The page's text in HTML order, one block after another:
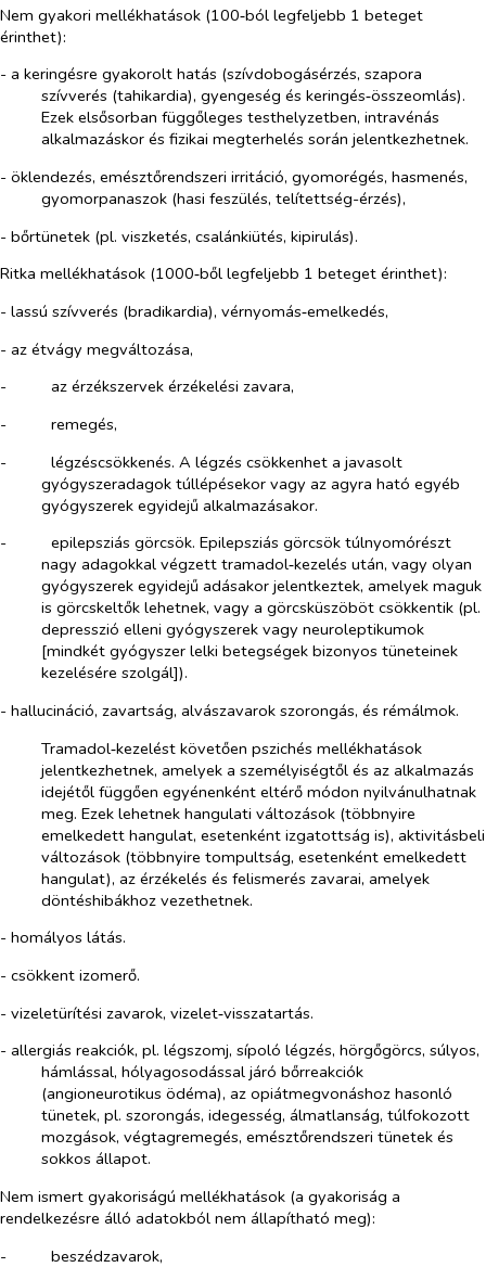
Nem gyakori mellékhatások (100‑ból legfeljebb 1 beteget
érinthet):
- a keringésre gyakorolt hatás (szívdobogásérzés, szapora
szívverés (tahikardia), gyengeség és keringés‑összeomlás).
Ezek elsősorban függőleges testhelyzetben, intravénás
alkalmazáskor és fizikai megterhelés során jelentkezhetnek.
- öklendezés, emésztőrendszeri irritáció, gyomorégés, hasmenés,
gyomorpanaszok (hasi feszülés, telítettség-érzés),
- bőrtünetek (pl. viszketés, csalánkiütés, kipirulás).
Ritka mellékhatások (1000‑ből legfeljebb 1 beteget érinthet):
- lassú szívverés (bradikardia), vérnyomás‑emelkedés,
- az étvágy megváltozása,
-​
az érzékszervek érzékelési zavara,
-​
remegés,
-​
légzéscsökkenés. A légzés csökkenhet a javasolt
gyógyszeradagok túllépésekor vagy az agyra ható egyéb
gyógyszerek egyidejű alkalmazásakor.
-​
epilepsziás görcsök. Epilepsziás görcsök túlnyomórészt
nagy adagokkal végzett tramadol‑kezelés után, vagy olyan
gyógyszerek egyidejű adásakor jelentkeztek, amelyek maguk
is görcskeltők lehetnek, vagy a görcsküszöböt csökkentik (pl.
depresszió elleni gyógyszerek vagy neuroleptikumok
[mindkét gyógyszer lelki betegségek bizonyos tüneteinek
kezelésére szolgál]).
- hallucináció, zavartság, alvászavarok szorongás, és rémálmok.
Tramadol‑kezelést követően pszichés mellékhatások
jelentkezhetnek, amelyek a személyiségtől és az alkalmazás
idejétől függően egyénenként eltérő módon nyilvánulhatnak
meg. Ezek lehetnek hangulati változások (többnyire
emelkedett hangulat, esetenként izgatottság is), aktivitásbeli
változások (többnyire tompultság, esetenként emelkedett
hangulat), az érzékelés és felismerés zavarai, amelyek
döntéshibákhoz vezethetnek.
- homályos látás.
- csökkent izomerő.
- vizeletürítési zavarok, vizelet‑visszatartás.
- allergiás reakciók, pl. légszomj, sípoló légzés, hörgőgörcs, súlyos,
hámlással, hólyagosodással járó bőrreakciók
(angioneurotikus ödéma), az opiátmegvonáshoz hasonló
tünetek, pl. szorongás, idegesség, álmatlanság, túlfokozott
mozgások, végtagremegés, emésztőrendszeri tünetek és
sokkos állapot.
Nem ismert gyakoriságú mellékhatások (a gyakoriság a
rendelkezésre álló adatokból nem állapítható meg):
-​
beszédzavarok,